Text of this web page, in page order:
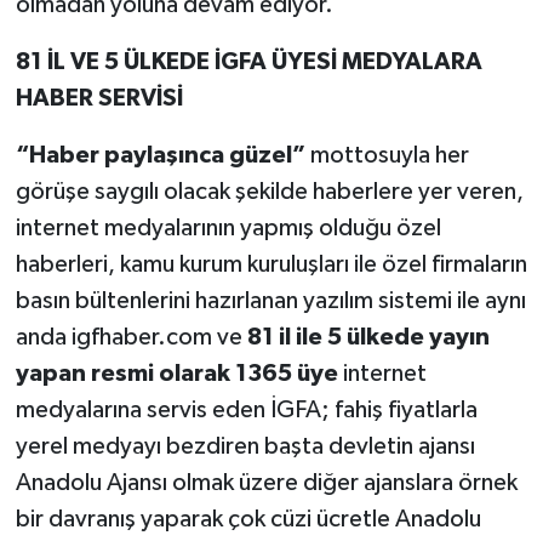
81 İL VE 5 ÜLKEDE İGFA ÜYESİ MEDYALARA
HABER SERVİSİ
“Haber paylaşınca güzel” mottosuyla her
görüşe saygılı olacak şekilde haberlere yer veren,
internet medyalarının yapmış olduğu özel
haberleri, kamu kurum kuruluşları ile özel firmaların
basın bültenlerini hazırlanan yazılım sistemi ile aynı
anda igfhaber.com ve 81 il ile 5 ülkede yayın
yapan resmi olarak 1365 üye internet
medyalarına servis eden İGFA; fahiş fiyatlarla
yerel medyayı bezdiren başta devletin ajansı
Anadolu Ajansı olmak üzere diğer ajanslara örnek
bir davranış yaparak çok cüzi ücretle Anadolu